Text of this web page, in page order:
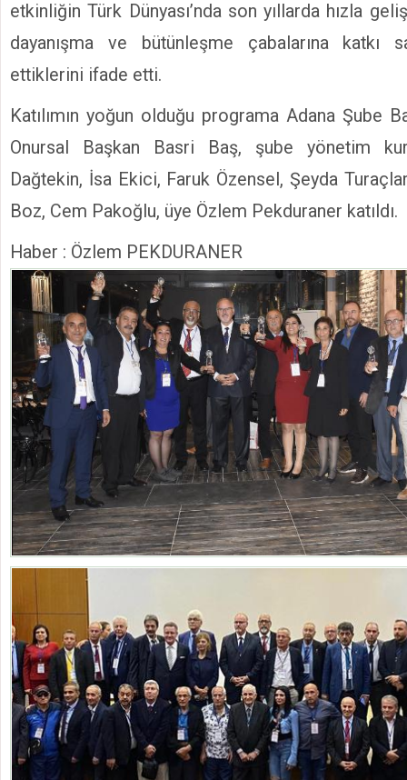
etkinliğin Türk Dünyası’nda son yıllarda hızla
dayanışma ve bütünleşme çabalarına katkı
ettiklerini ifade etti.
Katılımın yoğun olduğu programa Adana Şube
Onursal Başkan Basri Baş, şube yönetim
Dağtekin, İsa Ekici, Faruk Özensel, Şeyda
Boz, Cem Pakoğlu, üye Özlem Pekduraner katıldı.
Haber : Özlem PEKDURANER